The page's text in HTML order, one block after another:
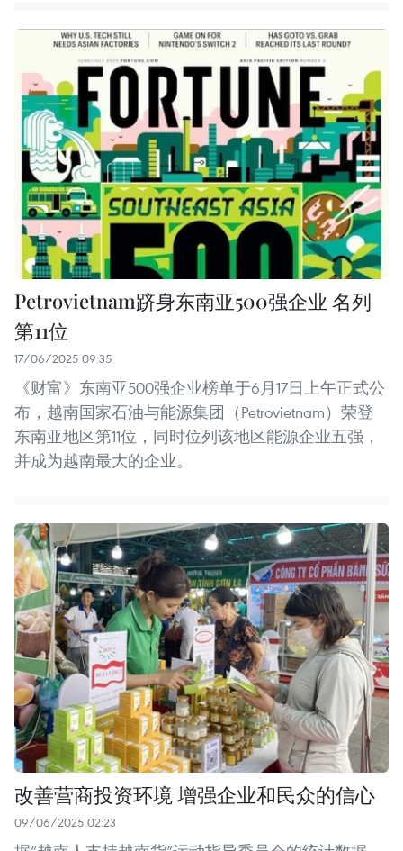
Petrovietnam跻身东南亚500强企业 名列
第11位
17/06/2025 09:35
《财富》东南亚500强企业榜单于6月17日上午正式公
布，越南国家石油与能源集团（Petrovietnam）荣登
东南亚地区第11位，同时位列该地区能源企业五强，
并成为越南最大的企业。
改善营商投资环境 增强企业和民众的信心
09/06/2025 02:23